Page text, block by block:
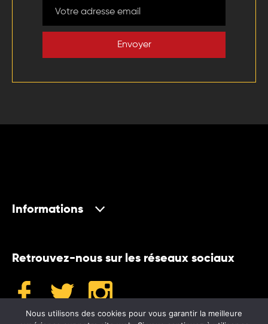
Envoyer
Informations
Retrouvez-nous sur les réseaux sociaux
Nous utilisons des cookies pour vous garantir la meilleure